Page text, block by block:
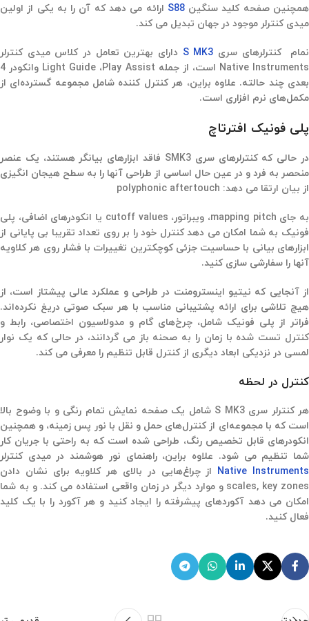
همچنین صفحه کلید سنگینS88 ارائه می دهد که آن را به یکی از اولین
میدی کنترلر موجود در جهان تبدیل می کند.
نمام کنترلرهای سری S MK3 دارای بهترین تعامل در کلاس میدی کنترلر
Native Instruments است، از جمله Light Guide ،Play Assist وانکودر 4
بعدی چند حالته. علاوه براین، هر کنترل کننده شامل مجموعه گسترده‌ای از
مکمل‌های نرم افزاری است.
پلی فونیک افترتاچ
در حالی که کنترلرهای سری SMK3 فاقد ابزارهای بیانگر هستند، یک عنصر
منحصر به فرد و در عین حال اساسی از طراحی آنها را به سطح هیجان انگیزی
از بیان ارتقا می دهد: polyphonic aftertouch
به جای mapping pitch، ویبراتور، cutoff values یا انکودرهای اضافی، پلی
فونیک به شما امکان می دهد کنترل خود را بر روی تعداد تقریبا بی پایانی از
ابزارهای بیانی با حساسیت جزئی کوچکترین تغییرات با فشار روی هر کلاویه
آنها را سفارشی سازی کنید.
از آنجایی که نیتیو اینسترومنت در طراحی و عملکرد عالی پیشتاز است، از
هیچ تلاشی برای ارائه پشتیبانی مناسب با هر سبک صوتی دریغ نکرده‌اند.
فراتر از پلی فونیک شامل، چرخ‌های گام و مدولاسیون اختصاصی، رابط و
کنترل تست شده با زمان را به صحنه باز می گردانند، در حالی که یک نوار
لمسی در نزدیکی ابعاد دیگری از کنترل قابل تنظیم را معرفی می کند.
کنترل در لحظه
هر کنترلر سری S MK3 شامل یک صفحه نمایش تمام رنگی و با وضوح بالا
است که با مجموعه‌ای از کنترل‌های حمل و نقل با نور پس زمینه، و همچنین
انکودرهای قابل تخصیص رنگ، طراحی شده است که به راحتی با جریان کار
شما تنظیم می شود. علاوه براین، راهنمای نور هوشمند در میدی کنترلر
Native Instruments از چراغ‌هایی در بالای هر کلاویه برای نشان دادن
scales, key zones و موارد دیگر در زمان واقعی استفاده می کند. و به شما
امکان می دهد آکوردهای پیشرفته را ایجاد کنید و هر آکورد را با یک کلید
فعال کنید.